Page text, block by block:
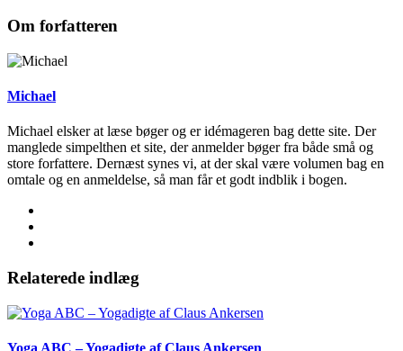
Om forfatteren
Michael
Michael elsker at læse bøger og er idémageren bag dette site. Der
manglede simpelthen et site, der anmelder bøger fra både små og
store forfattere. Dernæst synes vi, at der skal være volumen bag en
omtale og en anmeldelse, så man får et godt indblik i bogen.
Relaterede indlæg